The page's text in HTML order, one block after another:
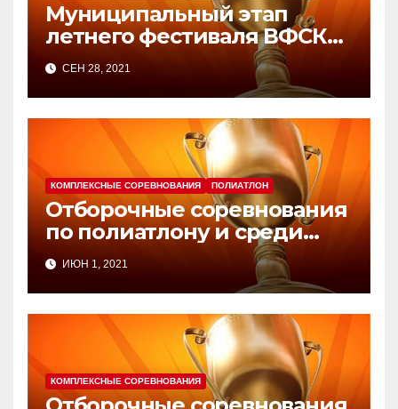
Муниципальный этап
летнего фестиваля ВФСК
«ГТО» среди обучающихся
ОУ.СЕН 28, 2021
КОМПЛЕКСНЫЕ СОРЕВНОВАНИЯ ПОЛИАТЛОН
Отборочные соревнования
по полиатлону и среди
спортивных семей XLII
летней Олимпиады
сельских спортсменов
Алтайского края.
ИЮН 1, 2021
КОМПЛЕКСНЫЕ СОРЕВНОВАНИЯ